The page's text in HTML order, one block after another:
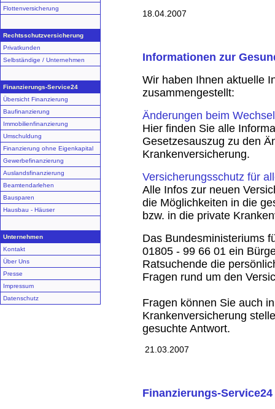
Flottenversicherung
Rechtsschutzversicherung
Privatkunden
Selbständige / Unternehmen
Finanzierungs-Service24
Übersicht Finanzierung
Baufinanzierung
Immobilienfinanzierung
Umschuldung
Finanzierung ohne Eigenkapital
Gewerbefinanzierung
Auslandsfinanzierung
Beamtendarlehen
Bausparen
Hausbau - Häuser
Unternehmen
Kontakt
Über Uns
Presse
Impressum
Datenschutz
18.04.2007
Informationen zur
Wir haben Ihnen aktuelle
zusammengestellt:
Änderungen beim
Hier finden Sie alle
Gesetzesauszug zu den
Krankenversicherung.
Versicherungsschutz für
Alle Infos zur neuen
die Möglichkeiten in die
bzw. in die private
Das Bundesministeriums
01805 - 99 66 01 ein
Ratsuchende die
Fragen rund um den
Fragen können Sie auch
Krankenversicherung
gesuchte Antwort.
21.03.2007
Finanzierungs-